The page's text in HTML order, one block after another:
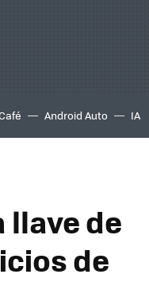
Android Auto IA
llave de
de